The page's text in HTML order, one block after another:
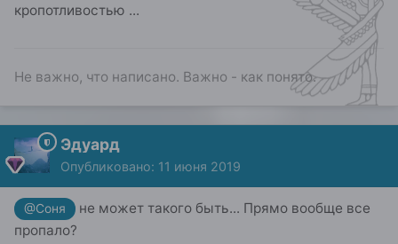
кропотливостью ...
Не важно, что написано. Важно - как понято.
Эдуард
Опубликовано: 11 июня 2019
@Соня
не может такого быть... Прямо вообще все
пропало?